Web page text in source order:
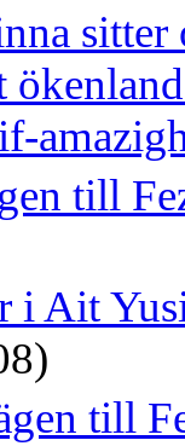
sitter
till
Ait
till